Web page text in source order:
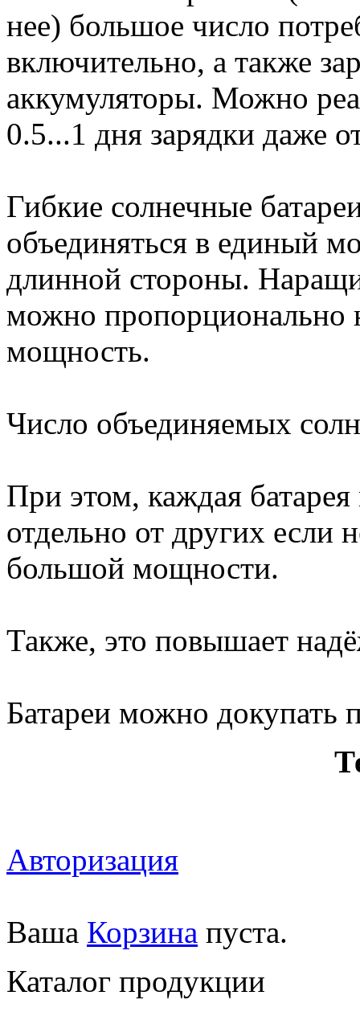
нее) большое число
включительно, а также
аккумуляторы. Можно
0.5...1 дня зарядки даже
Гибкие солнечные
объединяться в единый
длинной стороны.
можно пропорционально
мощность.
Число объединяемых
При этом, каждая батарея
отдельно от других если
большой мощности.
Также, это повышает
Батареи можно докупать
Авторизация
Ваша Корзина пуста.
Каталог продукции